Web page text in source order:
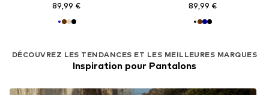
89,99 € 89,99 €
DÉCOUVREZ LES TENDANCES ET LES MEILLEURES MARQUES
Inspiration pour Pantalons